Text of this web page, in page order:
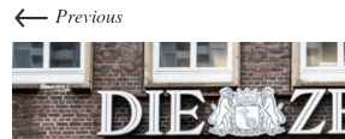
← Previous